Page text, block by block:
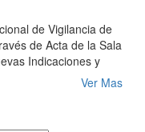
de Vigilancia de
de Acta de la Sala
Indicaciones y
Ver Mas